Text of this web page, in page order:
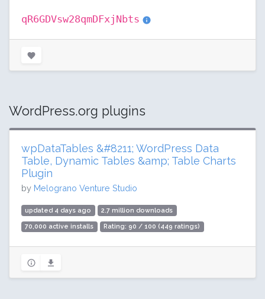
qR6GDVsw28qmDFxjNbts
WordPress.org plugins
wpDataTables &#8211; WordPress Data
Table, Dynamic Tables &amp; Table Charts
Plugin
by Melograno Venture Studio
updated 4 days ago 2.7 million downloads
70,000 active installs Rating: 90 / 100 (449 ratings)